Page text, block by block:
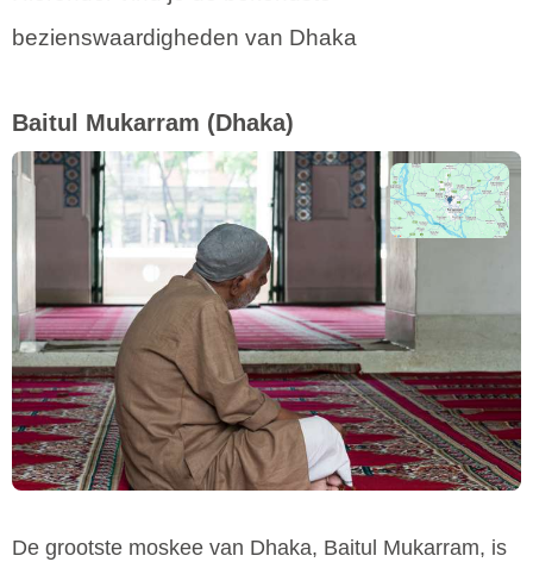
bezienswaardigheden van Dhaka
Baitul Mukarram (Dhaka)
De grootste moskee van Dhaka, Baitul Mukarram, is